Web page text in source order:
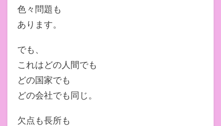
色々問題も
あります。
でも、
これはどの人間でも
どの国家でも
どの会社でも同じ。
欠点も長所も